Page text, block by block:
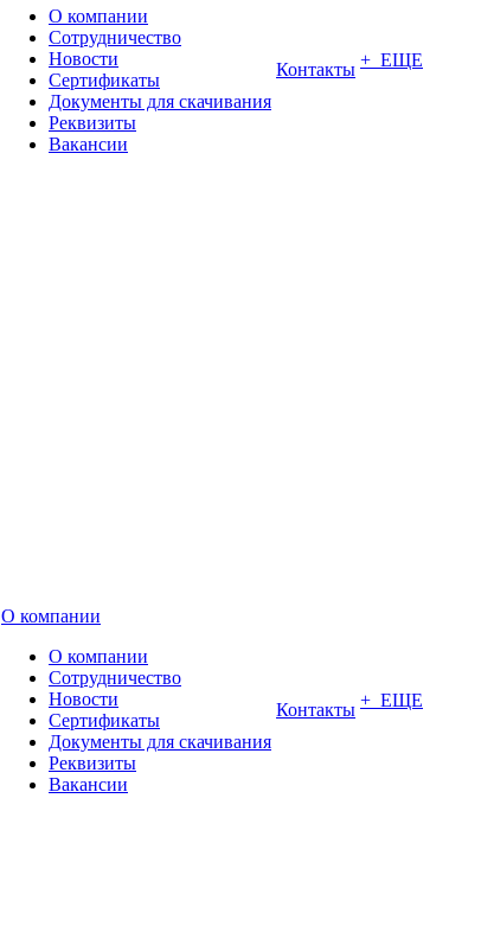
О компании
Сотрудничество
Новости
Сертификаты
Документы для скачивания
Реквизиты
Вакансии
Контакты + ЕЩЕ
О компании
О компании
Сотрудничество
Новости
Сертификаты
Документы для скачивания
Реквизиты
Вакансии
Контакты + ЕЩЕ